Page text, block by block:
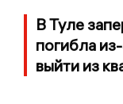
В Туле
погибла
выйти из